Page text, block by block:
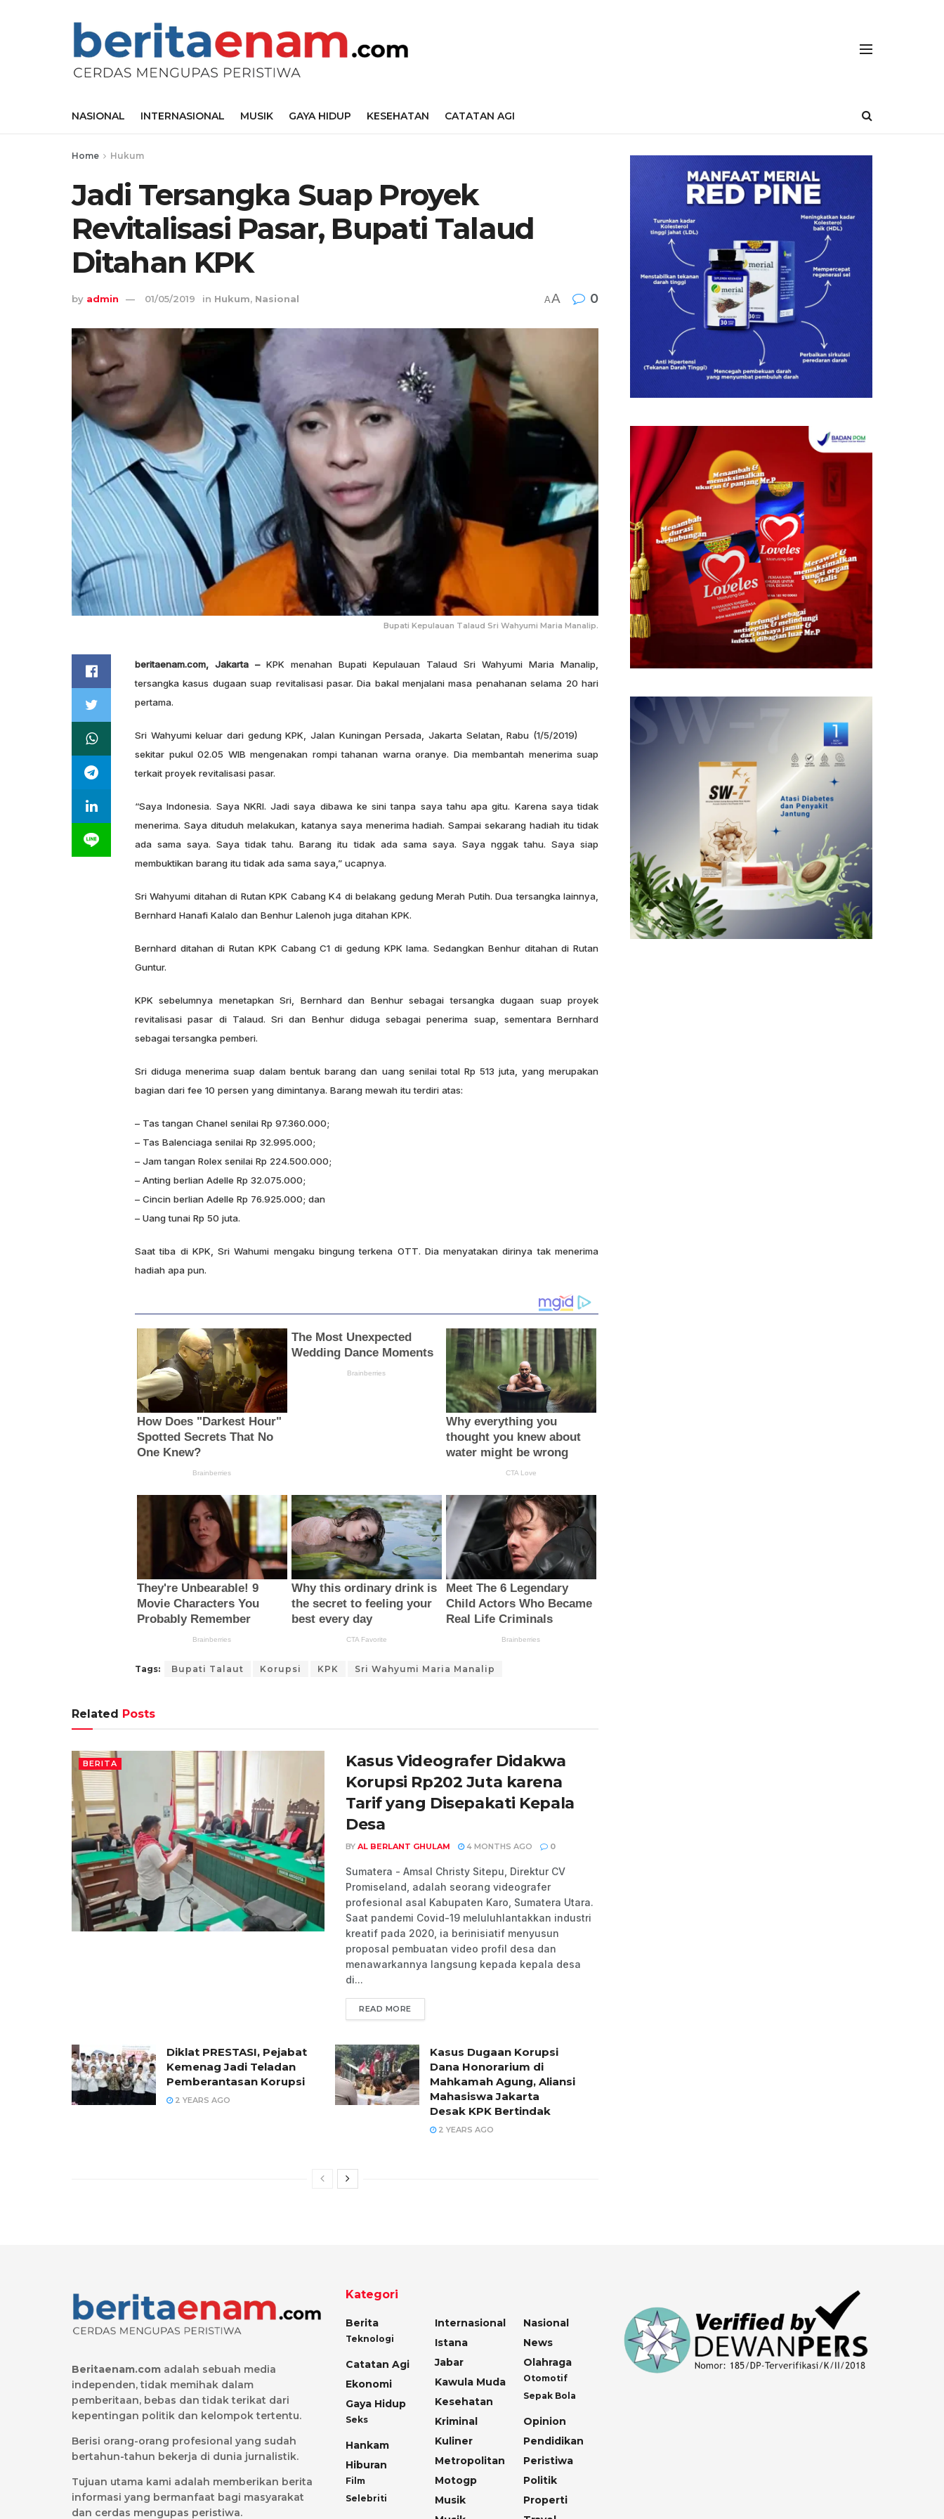
NASIONAL INTERNASIONAL MUSIK GAYA HIDUP KESEHATAN CATATAN AGI
Home Hukum
Jadi Tersangka Suap Proyek
Revitalisasi Pasar, Bupati Talaud
Ditahan KPK
by admin 01/05/2019 in Hukum, Nasional AA 0
Bupati Kepulauan Talaud Sri Wahyumi Maria Manalip.
beritaenam.com, Jakarta –KPK menahan Bupati Kepulauan Talaud Sri Wahyumi Maria Manalip,
tersangka kasus dugaan suap revitalisasi pasar. Dia bakal menjalani masa penahanan selama 20 hari
pertama.
Sri Wahyumi keluar dari gedung KPK, Jalan Kuningan Persada, Jakarta Selatan, Rabu (1/5/2019)
sekitar pukul 02.05 WIB mengenakan rompi tahanan warna oranye. Dia membantah menerima suap
terkait proyek revitalisasi pasar.
“Saya Indonesia. Saya NKRI. Jadi saya dibawa ke sini tanpa saya tahu apa gitu. Karena saya tidak
menerima. Saya dituduh melakukan, katanya saya menerima hadiah. Sampai sekarang hadiah itu tidak
ada sama saya. Saya tidak tahu. Barang itu tidak ada sama saya. Saya nggak tahu. Saya siap
membuktikan barang itu tidak ada sama saya,” ucapnya.
Sri Wahyumi ditahan di Rutan KPK Cabang K4 di belakang gedung Merah Putih. Dua tersangka lainnya,
Bernhard Hanafi Kalalo dan Benhur Lalenoh juga ditahan KPK.
Bernhard ditahan di Rutan KPK Cabang C1 di gedung KPK lama. Sedangkan Benhur ditahan di Rutan
Guntur.
KPK sebelumnya menetapkan Sri, Bernhard dan Benhur sebagai tersangka dugaan suap proyek
revitalisasi pasar di Talaud. Sri dan Benhur diduga sebagai penerima suap, sementara Bernhard
sebagai tersangka pemberi.
Sri diduga menerima suap dalam bentuk barang dan uang senilai total Rp 513 juta, yang merupakan
bagian dari fee 10 persen yang dimintanya. Barang mewah itu terdiri atas:
– Tas tangan Chanel senilai Rp 97.360.000;
– Tas Balenciaga senilai Rp 32.995.000;
– Jam tangan Rolex senilai Rp 224.500.000;
– Anting berlian Adelle Rp 32.075.000;
– Cincin berlian Adelle Rp 76.925.000; dan
– Uang tunai Rp 50 juta.
Saat tiba di KPK, Sri Wahumi mengaku bingung terkena OTT. Dia menyatakan dirinya tak menerima
hadiah apa pun.
Tags: Bupati Talaut Korupsi KPK Sri Wahyumi Maria Manalip
Related Posts
BERITA
Kasus Videografer Didakwa
Korupsi Rp202 Juta karena
Tarif yang Disepakati Kepala
Desa
BY AL BERLANT GHULAM 4 MONTHS AGO 0
Sumatera - Amsal Christy Sitepu, Direktur CV
Promiseland, adalah seorang videografer
profesional asal Kabupaten Karo, Sumatera Utara.
Saat pandemi Covid-19 meluluhlantakkan industri
kreatif pada 2020, ia berinisiatif menyusun
proposal pembuatan video profil desa dan
menawarkannya langsung kepada kepala desa
di...
READ MORE
Diklat PRESTASI, Pejabat
Kemenag Jadi Teladan
Pemberantasan Korupsi
2 YEARS AGO
Kasus Dugaan Korupsi
Dana Honorarium di
Mahkamah Agung, Aliansi
Mahasiswa Jakarta
Desak KPK Bertindak
2 YEARS AGO
Beritaenam.com adalah sebuah media
independen, tidak memihak dalam
pemberitaan, bebas dan tidak terikat dari
kepentingan politik dan kelompok tertentu.
Berisi orang-orang profesional yang sudah
bertahun-tahun bekerja di dunia jurnalistik.
Tujuan utama kami adalah memberikan berita
informasi yang bermanfaat bagi masyarakat
dan cerdas mengupas peristiwa.
Kategori
Berita
Teknologi
Catatan Agi
Ekonomi
Gaya Hidup
Seks
Hankam
Hiburan
Film
Selebriti
Internasional
Istana
Jabar
Kawula Muda
Kesehatan
Kriminal
Kuliner
Metropolitan
Motogp
Musik
Nasional
News
Olahraga
Otomotif
Sepak Bola
Opinion
Pendidikan
Peristiwa
Politik
Properti